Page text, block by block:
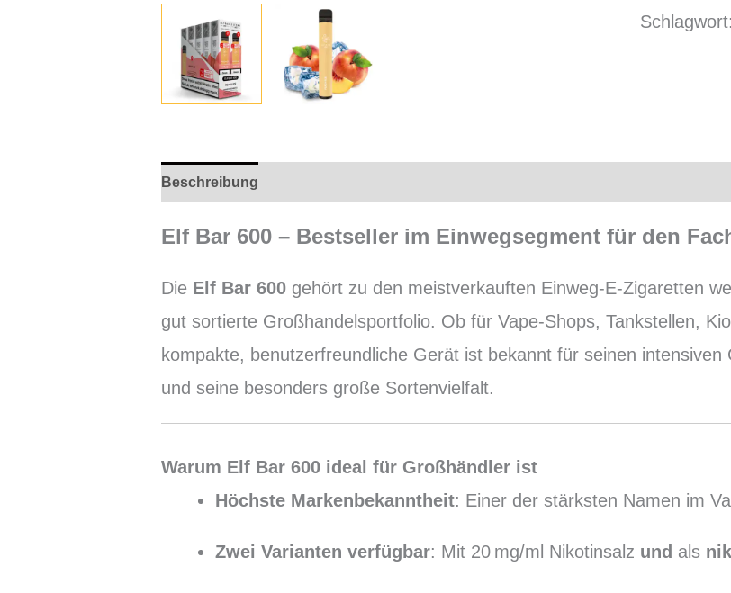
Schlagwort:
Beschreibung
Elf Bar 600 – Bestseller im Einwegsegment für den
Die Elf Bar 600gehört zu den meistverkauften Einweg-E-Zigaretten
gut sortierte Großhandelsportfolio. Ob für Vape-Shops, Tankstellen,
kompakte, benutzerfreundliche Gerät ist bekannt für seinen
und seine besonders große Sortenvielfalt.
Warum Elf Bar 600 ideal für Großhändler ist
Höchste Markenbekanntheit: Einer der stärksten Namen im
Zwei Varianten verfügbar: Mit 20 mg/ml Nikotinsalz und als